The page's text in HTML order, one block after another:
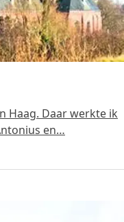
Haag. Daar werkte ik
en…